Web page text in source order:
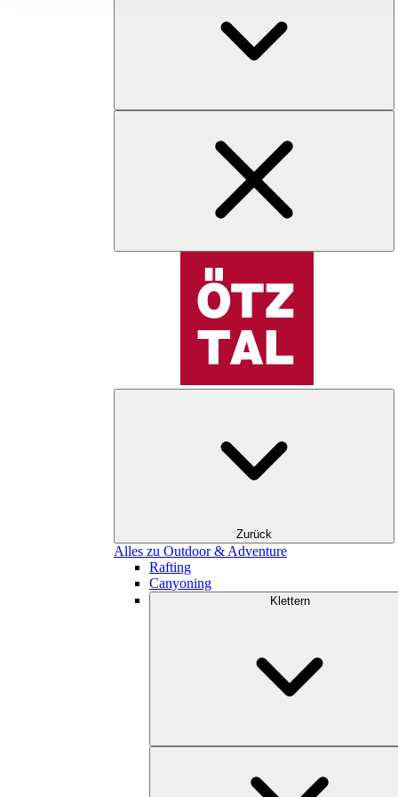
Zurück
Alles zu Outdoor & Adventure
Rafting
Canyoning
Klettern